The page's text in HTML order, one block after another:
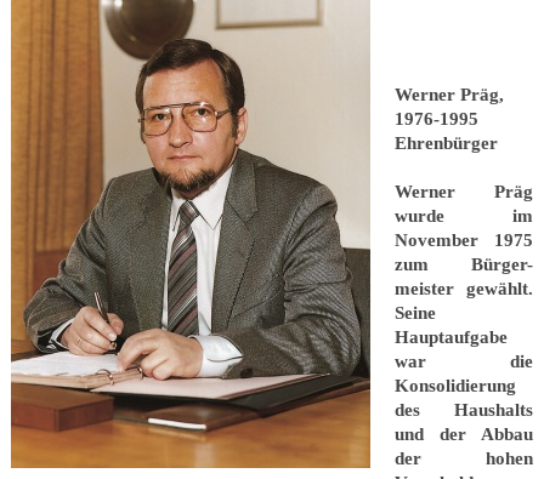
Werner Präg,
1976-1995
Ehrenbürger
Werner Präg
wurde im
November 1975
zum Bürger-
meister gewählt.
Seine
Hauptaufgabe
war die
Konsolidierung
des Haushalts
und der Abbau
der hohen